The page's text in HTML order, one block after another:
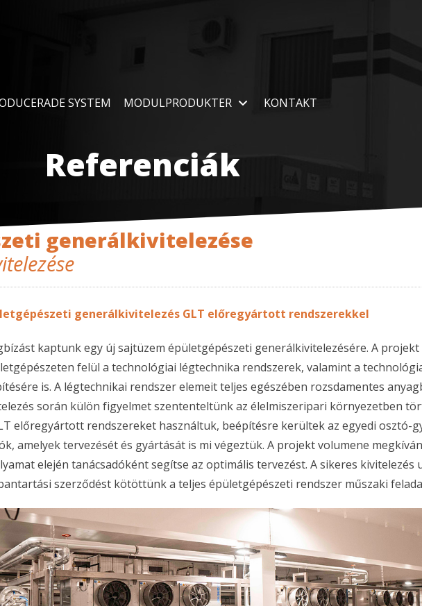
SYSTEM MODULPRODUKTER KONTAKT
Referenciák
generálkivitelezése
generálkivitelezés GLT előregyártott rendszerekkel
kaptunk egy új sajtüzem épületgépészeti generálkivitelezésére. A
felül a technológiai légtechnika rendszerek, valamint a
is. A légtechnikai rendszer elemeit teljes egészében rozsdamentes
során külön figyelmet szententeltünk az élelmiszeripari környezetben
előregyártott rendszereket használtuk, beépítésre kerültek az egyedi osztó-
amelyek tervezését és gyártását is mi végeztük. A projekt volumene
elején tanácsadóként segítse az optimális tervezést. A sikeres kivitelezés
szerződést kötöttünk a teljes épületgépészeti rendszer műszaki